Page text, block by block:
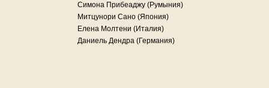
Симона Прибеаджу (Румыния)
Митцунори Сано (Япония)
Елена Молтени (Италия)
Даниель Дендра (Германия)